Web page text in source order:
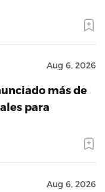
Aug 6, 2026
más de
para
Aug 6, 2026